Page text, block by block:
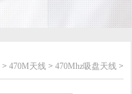
> 470M天线 > 470Mhz吸盘天线 >